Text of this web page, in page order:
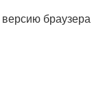
браузера